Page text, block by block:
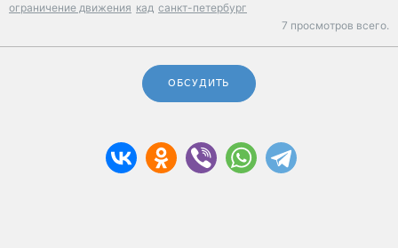
ограничение движения кад санкт-петербург
7 просмотров всего.
ОБСУДИТЬ